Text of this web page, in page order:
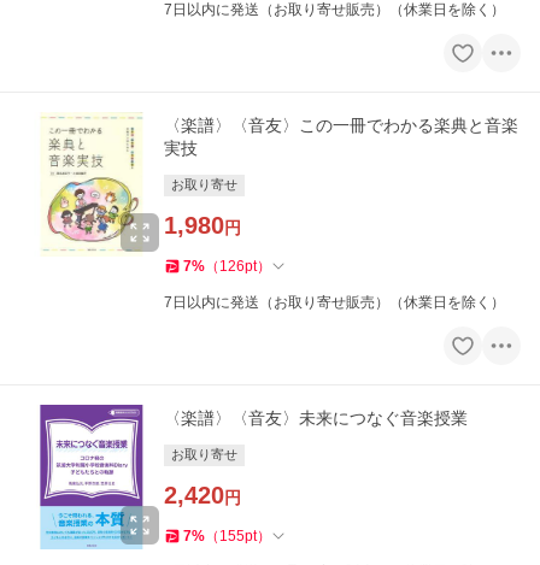
7日以内に発送（お取り寄せ販売）（休業日を除く）
〈楽譜〉〈音友〉この一冊でわかる楽典と音楽
実技
お取り寄せ
1,980円
7% （ 126pt）
7日以内に発送（お取り寄せ販売）（休業日を除く）
〈楽譜〉〈音友〉未来につなぐ音楽授業
お取り寄せ
2,420円
7% （ 155pt）